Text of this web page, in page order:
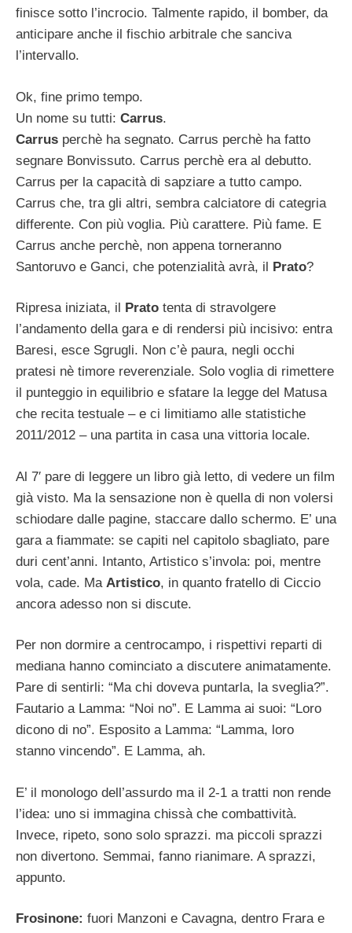
finisce sotto l’incrocio. Talmente rapido, il bomber, da
anticipare anche il fischio arbitrale che sanciva
l’intervallo.
Ok, fine primo tempo.
Un nome su tutti: Carrus.
Carrus perchè ha segnato. Carrus perchè ha fatto
segnare Bonvissuto. Carrus perchè era al debutto.
Carrus per la capacità di sapziare a tutto campo.
Carrus che, tra gli altri, sembra calciatore di categria
differente. Con più voglia. Più carattere. Più fame. E
Carrus anche perchè, non appena torneranno
Santoruvo e Ganci, che potenzialità avrà, il Prato?
Ripresa iniziata, il Prato tenta di stravolgere
l’andamento della gara e di rendersi più incisivo: entra
Baresi, esce Sgrugli. Non c’è paura, negli occhi
pratesi nè timore reverenziale. Solo voglia di rimettere
il punteggio in equilibrio e sfatare la legge del Matusa
che recita testuale – e ci limitiamo alle statistiche
2011/2012 – una partita in casa una vittoria locale.
Al 7′ pare di leggere un libro già letto, di vedere un film
già visto. Ma la sensazione non è quella di non volersi
schiodare dalle pagine, staccare dallo schermo. E’ una
gara a fiammate: se capiti nel capitolo sbagliato, pare
duri cent’anni. Intanto, Artistico s’invola: poi, mentre
vola, cade. Ma Artistico, in quanto fratello di Ciccio
ancora adesso non si discute.
Per non dormire a centrocampo, i rispettivi reparti di
mediana hanno cominciato a discutere animatamente.
Pare di sentirli: “Ma chi doveva puntarla, la sveglia?”.
Fautario a Lamma: “Noi no”. E Lamma ai suoi: “Loro
dicono di no”. Esposito a Lamma: “Lamma, loro
stanno vincendo”. E Lamma, ah.
E’ il monologo dell’assurdo ma il 2-1 a tratti non rende
l’idea: uno si immagina chissà che combattività.
Invece, ripeto, sono solo sprazzi. ma piccoli sprazzi
non divertono. Semmai, fanno rianimare. A sprazzi,
appunto.
Frosinone: fuori Manzoni e Cavagna, dentro Frara e